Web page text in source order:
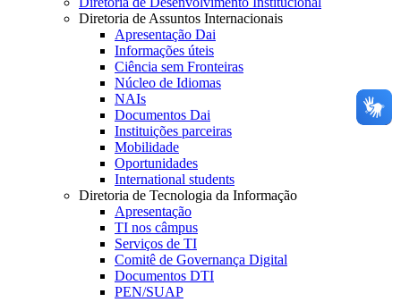
Diretoria de Assuntos Internacionais
Apresentação Dai
Informações úteis
Ciência sem Fronteiras
Núcleo de Idiomas
NAIs
Documentos Dai
Instituições parceiras
Mobilidade
Oportunidades
International students
Diretoria de Tecnologia da Informação
Apresentação
TI nos câmpus
Serviços de TI
Comitê de Governança Digital
Documentos DTI
PEN/SUAP